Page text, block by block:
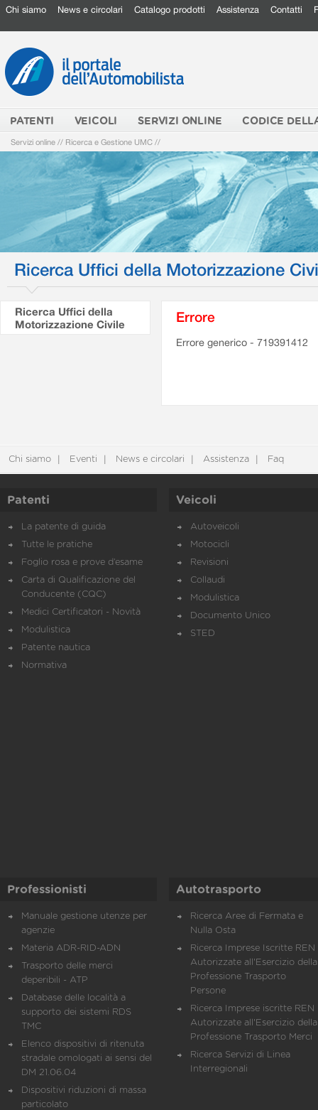
Chi siamo News e circolari Catalogo prodotti Assistenza Contatti
PATENTI VEICOLI SERVIZI ONLINE CODICE
Servizi online // Ricerca e Gestione UMC //
Ricerca Uffici della Motorizzazione
Ricerca Uffici della
Motorizzazione Civile
Errore
Errore generico - 719391412
Chi siamo Eventi News e circolari Assistenza Faq
Patenti
La patente di guida
Tutte le pratiche
Foglio rosa e prove d’esame
Carta di Qualificazione del
Conducente (CQC)
Medici Certificatori - Novità
Modulistica
Patente nautica
Normativa
Veicoli
Autoveicoli
Motocicli
Revisioni
Collaudi
Modulistica
Documento Unico
STED
Professionisti
Manuale gestione utenze per
agenzie
Materia ADR-RID-ADN
Trasporto delle merci
deperibili - ATP
Database delle località a
supporto dei sistemi RDS
TMC
Elenco dispositivi di ritenuta
stradale omologati ai sensi del
DM 21.06.04
Dispositivi riduzioni di massa
particolato
Autotrasporto
Ricerca Aree di Fermata e
Nulla Osta
Ricerca Imprese Iscritte REN
Autorizzate all'Esercizio della
Professione Trasporto
Persone
Ricerca Imprese iscritte REN
Autorizzate all'Esercizio della
Professione Trasporto Merci
Ricerca Servizi di Linea
Interregionali